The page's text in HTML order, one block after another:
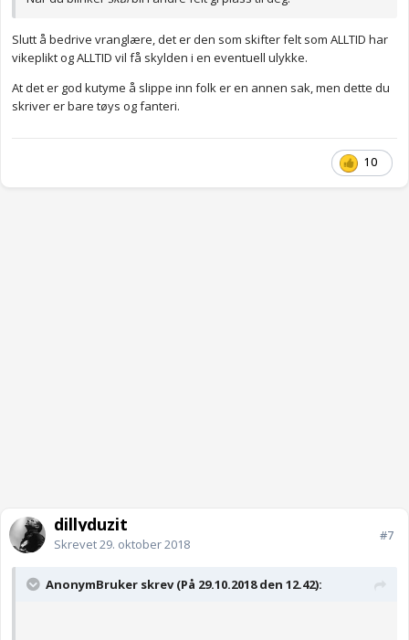
Slutt å bedrive vranglære, det er den som skifter felt som ALLTID har
vikeplikt og ALLTID vil få skylden i en eventuell ulykke.
At det er god kutyme å slippe inn folk er en annen sak, men dette du
skriver er bare tøys og fanteri.
10
dillyduzit
Skrevet29. oktober 2018
#7
AnonymBruker skrev (På 29.10.2018 den 12.42):